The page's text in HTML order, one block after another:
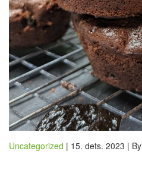
Uncategorized | 15. dets. 2023 | By